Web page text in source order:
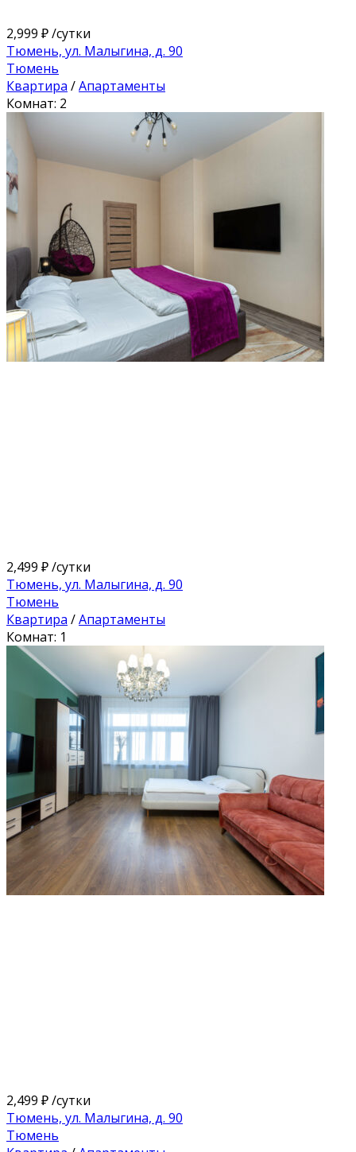
2,999 ₽/сутки
Тюмень, ул. Малыгина, д. 90
Тюмень
Квартира /Апартаменты
Комнат: 2
2,499 ₽/сутки
Тюмень, ул. Малыгина, д. 90
Тюмень
Квартира /Апартаменты
Комнат: 1
2,499 ₽/сутки
Тюмень, ул. Малыгина, д. 90
Тюмень